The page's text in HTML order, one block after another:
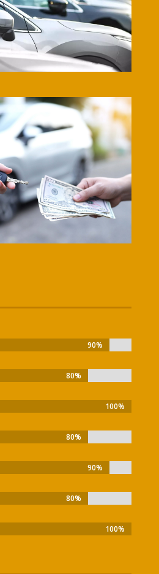
90%
90%
80%
80%
100%
100%
80%
80%
90%
90%
80%
80%
100%
100%